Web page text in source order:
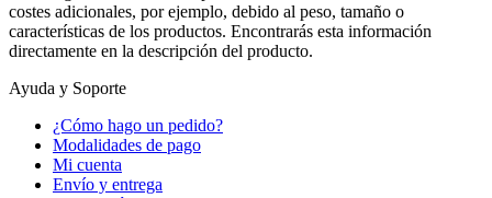
costes adicionales, por ejemplo, debido al peso, tamaño o
características de los productos. Encontrarás esta información
directamente en la descripción del producto.
Ayuda y Soporte
¿Cómo hago un pedido?
Modalidades de pago
Mi cuenta
Envío y entrega